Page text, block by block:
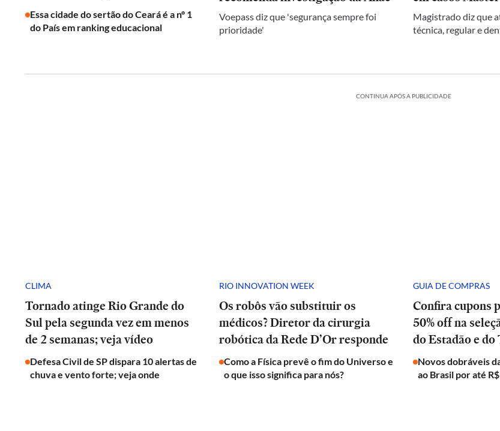
Essa cidade do sertão do Ceará é a nº 1
do País em ranking educacional
Voepass diz que 'segurança sempre foi
prioridade'
Magistrado diz que
técnica, regular e
CONTINUA APÓS A PUBLICIDADE
CLIMA
Tornado atinge Rio Grande do
Sul pela segunda vez em menos
de 2 semanas; veja vídeo
Defesa Civil de SP dispara 10 alertas de
chuva e vento forte; veja onde
RIO INNOVATION WEEK
Os robôs vão substituir os
médicos? Diretor da cirurgia
robótica da Rede D’Or responde
Como a Física prevê o fim do Universo e
o que isso significa para nós?
GUIA DE COMPRAS
Confira cupons
50% off na
do Estadão e do
Novos dobráveis
ao Brasil por até